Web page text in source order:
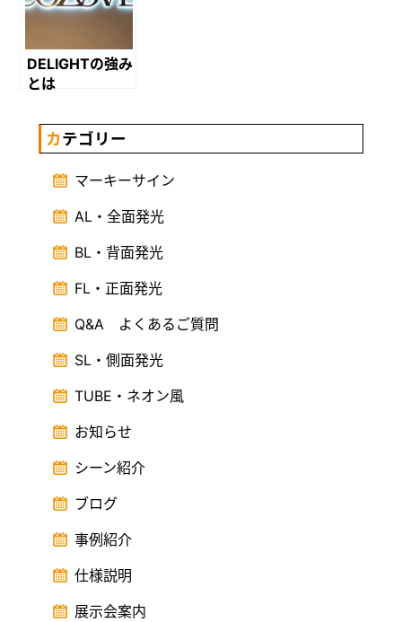
カテゴリー
マーキーサイン
AL・全面発光
BL・背面発光
FL・正面発光
Q&A よくあるご質問
SL・側面発光
TUBE・ネオン風
お知らせ
シーン紹介
ブログ
事例紹介
仕様説明
展示会案内
DELIGHTの強み
とは